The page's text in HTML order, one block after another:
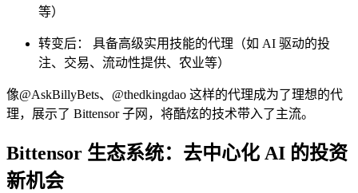
等）
转变后： 具备高级实用技能的代理（如 AI 驱动的投
注、交易、流动性提供、农业等）
像@AskBillyBets、 @thedkingdao 这样的代理成为了理想的代
理，展示了 Bittensor 子网，将酷炫的技术带入了主流。
Bittensor 生态系统：去中心化 AI 的投资
新机会